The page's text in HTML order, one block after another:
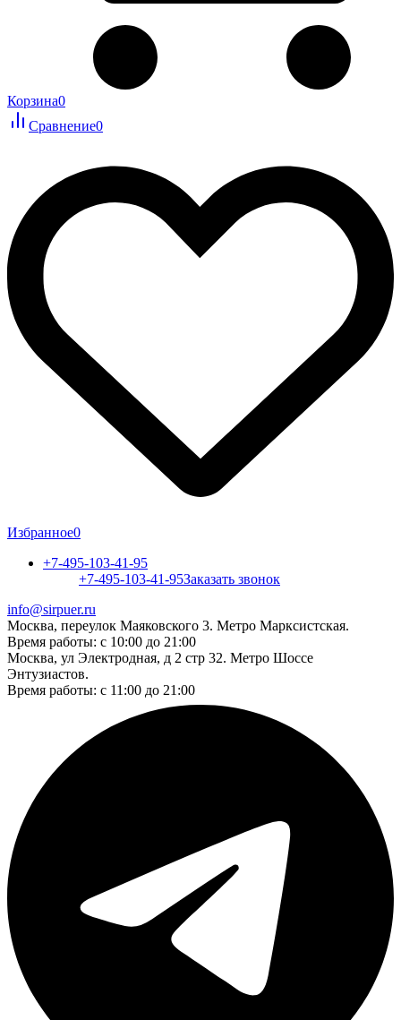
Корзина0
Сравнение0
Избранное0
+7-495-103-41-95
+7-495-103-41-95Заказать звонок
info@sirpuer.ru
Москва, переулок Маяковского 3. Метро Марксистская.
Время работы: с 10:00 до 21:00
Москва, ул Электродная, д 2 стр 32. Метро Шоссе
Энтузиастов.
Время работы: с 11:00 до 21:00